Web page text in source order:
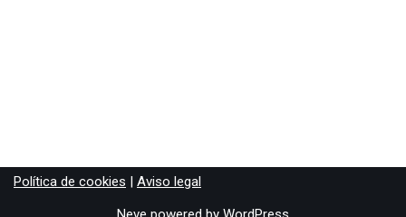
Política de cookies | Aviso legal